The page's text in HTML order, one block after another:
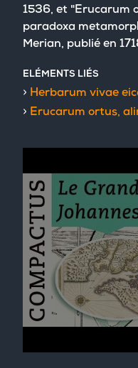
1536, et "Erucarum
paradoxa
Merian, publié en
ELÉMENTS LIÉS
Herbarum vivae eicones, ad naturae imitationem : summa cum diligentia et
Erucarum ortus,